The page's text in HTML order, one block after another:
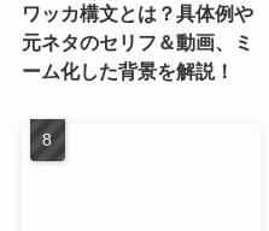
ワッカ構文とは？具体例や
元ネタのセリフ＆動画、ミ
ーム化した背景を解説！